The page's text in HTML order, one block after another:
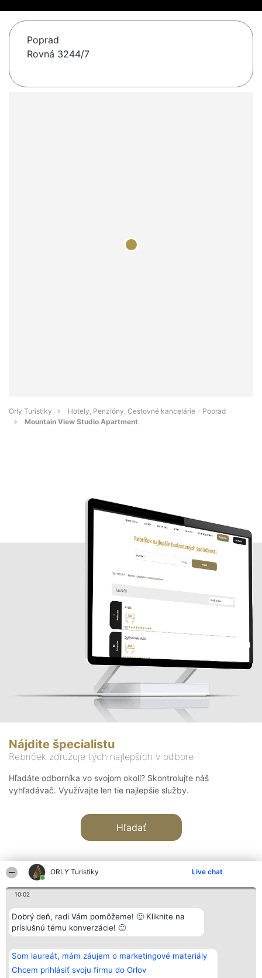
ORLY Turistiky Live chat
10:02
Dobrý deň, radi Vám pomôžeme! 🙂 Kliknite na
príslušnú tému konverzácie! 🙂
Som laureát, mám záujem o marketingové materiály
Chcem prihlásiť svoju firmu do Orlov
Poprad
Rovná 3244/7
Orly Turistiky
Hotely, Penzióny, Cestovné kancelárie - Poprad
Mountain View Studio Apartment
Nájdite špecialistu
Rebríček združuje tých najlepších v odbore
Hľadáte odborníka vo svojom okolí? Skontrolujte náš
vyhľadávač. Využívajte len tie najlepšie služby.
Hľadať
Organizátor hodnotenia
Bright Side Solutions sp. z o.
o. sp. k.
Wrocław 50-079
KRS 0000749100 | Regon
381313360 | NIP 8943132676
+48 508 492 400
Hodnotenie
Laureáti
Lista
Laureatów
Podmienky
Obchodné
podmienky
Kontakt
Kontakt